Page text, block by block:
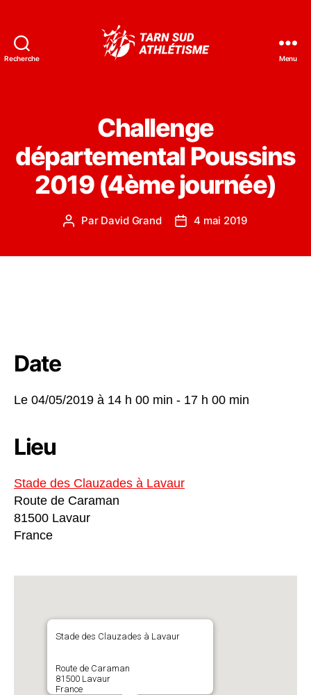
Recherche Menu
Challenge
départemental Poussins
2019 (4ème journée)
Auteur
Par David Grand
Date4 mai 2019
Date
Le 04/05/2019 à 14 h 00 min - 17 h 00 min
Lieu
Stade des Clauzades à Lavaur
Route de Caraman
81500 Lavaur
France
Stade des Clauzades à Lavaur
Route de Caraman
81500 Lavaur
France